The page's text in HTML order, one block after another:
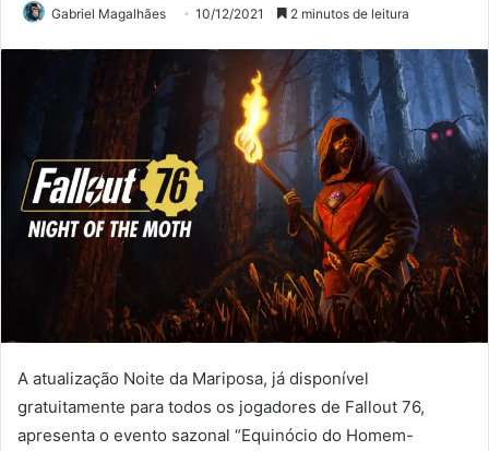
Gabriel Magalhães 10/12/2021 2 minutos de leitura
A atualização Noite da Mariposa, já disponível
gratuitamente para todos os jogadores de Fallout 76,
apresenta o evento sazonal “Equinócio do Homem-